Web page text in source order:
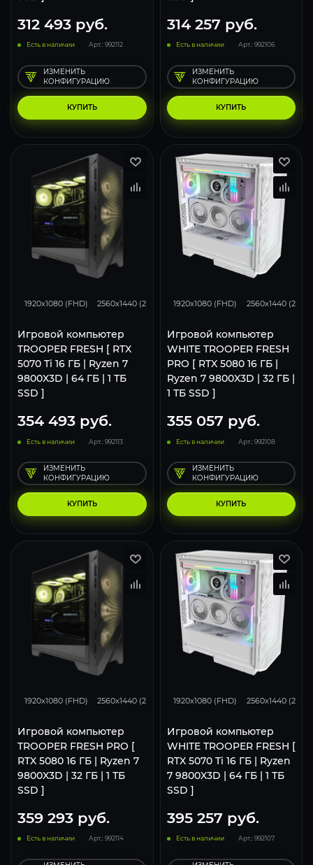
312 493 руб.
Есть в наличии Арт.: 992112
КУПИТЬ
ИЗМЕНИТЬ
КОНФИГУРАЦИЮ
314 257 руб.
Есть в наличии Арт.: 992106
КУПИТЬ
ИЗМЕНИТЬ
КОНФИГУРАЦИЮ
1920x1080 (FHD) 2560x1440 (2K) 3840x2160 (4K)
Игровой компьютер
TROOPER FRESH [ RTX
5070 Ti 16 ГБ | Ryzen 7
9800X3D | 64 ГБ | 1 ТБ
SSD ]
354 493 руб.
Есть в наличии Арт.: 992113
КУПИТЬ
ИЗМЕНИТЬ
КОНФИГУРАЦИЮ
1920x1080 (FHD) 2560x1440 (2K)
Игровой компьютер
WHITE TROOPER FRESH
PRO [ RTX 5080 16 ГБ |
Ryzen 7 9800X3D | 32 ГБ |
1 ТБ SSD ]
355 057 руб.
Есть в наличии Арт.: 992108
КУПИТЬ
ИЗМЕНИТЬ
КОНФИГУРАЦИЮ
1920x1080 (FHD) 2560x1440 (2K) 3840x2160 (4K)
Игровой компьютер
TROOPER FRESH PRO [
RTX 5080 16 ГБ | Ryzen 7
9800X3D | 32 ГБ | 1 ТБ
SSD ]
359 293 руб.
Есть в наличии Арт.: 992114
1920x1080 (FHD) 2560x1440 (2K)
Игровой компьютер
WHITE TROOPER FRESH [
RTX 5070 Ti 16 ГБ | Ryzen
7 9800X3D | 64 ГБ | 1 ТБ
SSD ]
395 257 руб.
Есть в наличии Арт.: 992107